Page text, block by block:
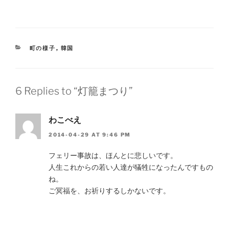
CATEGORIES
町の様子 , 韓国
6 Replies to “灯籠まつり”
わこべえ
2014-04-29 AT 9:46 PM
フェリー事故は、ほんとに悲しいです。
人生これからの若い人達が犠牲になったんですもの
ね。
ご冥福を、お祈りするしかないです。